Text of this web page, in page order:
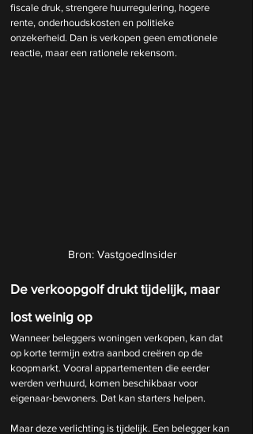
fiscale druk, strengere huurregulering, hogere
rente, onderhoudskosten en politieke
onzekerheid. Dan is verkopen geen emotionele
reactie, maar een rationele rekensom.
Bron: VastgoedInsider
De verkoopgolf drukt tijdelijk, maar
lost weinig op
Wanneer beleggers woningen verkopen, kan dat
op korte termijn extra aanbod creëren op de
koopmarkt. Vooral appartementen die eerder
werden verhuurd, komen beschikbaar voor
eigenaar-bewoners. Dat kan starters helpen.
Maar deze verlichting is tijdelijk. Een belegger kan